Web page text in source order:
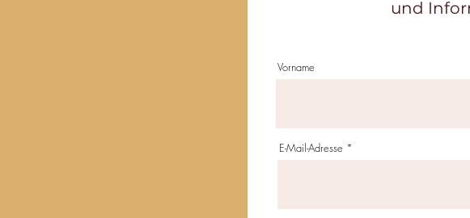
und
Vorname
E-Mail-Adresse